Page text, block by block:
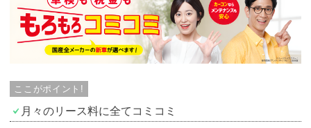
お役立ち記事
ここがポイント!
月々のリース料に全てコミコミ